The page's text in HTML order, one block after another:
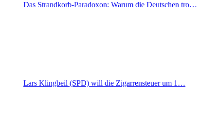
Das Strandkorb-Paradoxon: Warum die Deutschen tro…
Lars Klingbeil (SPD) will die Zigarrensteuer um 1…